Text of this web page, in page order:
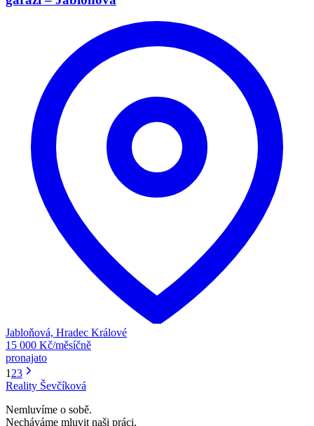
Jabloňová, Hradec Králové
15 000 Kč/měsíčně
pronajato
1 23
Reality Ševčíková
Nemluvíme o sobě.
Necháváme mluvit naši práci.